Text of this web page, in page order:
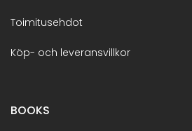
Toimitusehdot
Köp- och leveransvillkor
BOOKS